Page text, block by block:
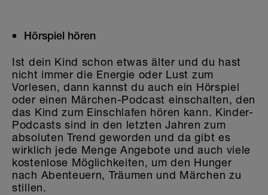
Hörspiel hören
Ist dein Kind schon etwas älter und du hast
nicht immer die Energie oder Lust zum
Vorlesen, dann kannst du auch ein Hörspiel
oder einen Märchen-Podcast einschalten, den
das Kind zum Einschlafen hören kann. Kinder-
Podcasts sind in den letzten Jahren zum
absoluten Trend geworden und da gibt es
wirklich jede Menge Angebote und auch viele
kostenlose Möglichkeiten, um den Hunger
nach Abenteuern, Träumen und Märchen zu
stillen.